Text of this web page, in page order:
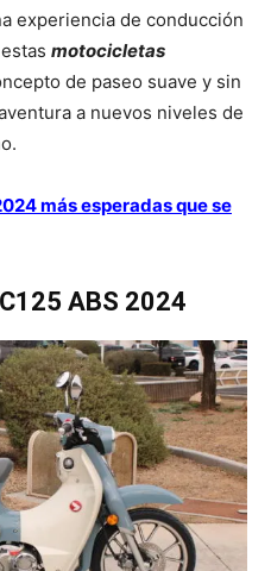
experiencia de conducción
motocicletas
de paseo suave y sin
a nuevos niveles de
más esperadas que se
ABS 2024